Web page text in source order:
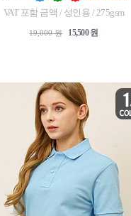
VAT 포함 금액 / 성인용 / 275gsm
19,000 원 15,500 원